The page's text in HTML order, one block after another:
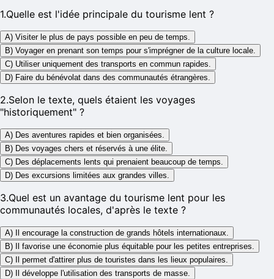
1.Quelle est l'idée principale du tourisme lent ?
A) Visiter le plus de pays possible en peu de temps.
B) Voyager en prenant son temps pour s'imprégner de la culture locale.
C) Utiliser uniquement des transports en commun rapides.
D) Faire du bénévolat dans des communautés étrangères.
2.Selon le texte, quels étaient les voyages
"historiquement" ?
A) Des aventures rapides et bien organisées.
B) Des voyages chers et réservés à une élite.
C) Des déplacements lents qui prenaient beaucoup de temps.
D) Des excursions limitées aux grandes villes.
3.Quel est un avantage du tourisme lent pour les
communautés locales, d'après le texte ?
A) Il encourage la construction de grands hôtels internationaux.
B) Il favorise une économie plus équitable pour les petites entreprises.
C) Il permet d'attirer plus de touristes dans les lieux populaires.
D) Il développe l'utilisation des transports de masse.